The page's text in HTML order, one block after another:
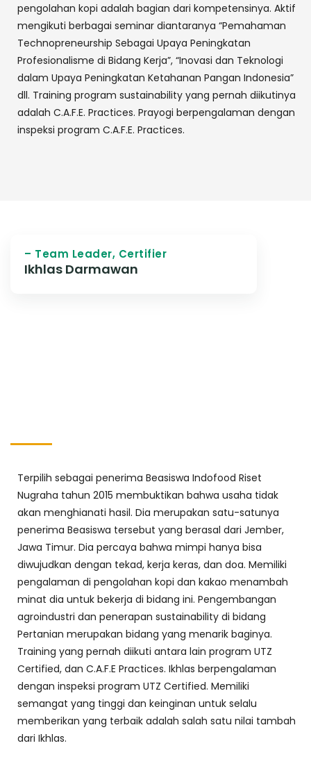
pengolahan kopi adalah bagian dari kompetensinya. Aktif
mengikuti berbagai seminar diantaranya “Pemahaman
Technopreneurship Sebagai Upaya Peningkatan
Profesionalisme di Bidang Kerja”, “Inovasi dan Teknologi
dalam Upaya Peningkatan Ketahanan Pangan Indonesia”
dll. Training program sustainability yang pernah diikutinya
adalah C.A.F.E. Practices. Prayogi berpengalaman dengan
inspeksi program C.A.F.E. Practices.
Terpilih sebagai penerima Beasiswa Indofood Riset
Nugraha tahun 2015 membuktikan bahwa usaha tidak
akan menghianati hasil. Dia merupakan satu-satunya
penerima Beasiswa tersebut yang berasal dari Jember,
Jawa Timur. Dia percaya bahwa mimpi hanya bisa
diwujudkan dengan tekad, kerja keras, dan doa. Memiliki
pengalaman di pengolahan kopi dan kakao menambah
minat dia untuk bekerja di bidang ini. Pengembangan
agroindustri dan penerapan sustainability di bidang
Pertanian merupakan bidang yang menarik baginya.
Training yang pernah diikuti antara lain program UTZ
Certified, dan C.A.F.E Practices. Ikhlas berpengalaman
dengan inspeksi program UTZ Certified. Memiliki
semangat yang tinggi dan keinginan untuk selalu
memberikan yang terbaik adalah salah satu nilai tambah
dari Ikhlas.
– Team Leader, Certifier
Ikhlas Darmawan